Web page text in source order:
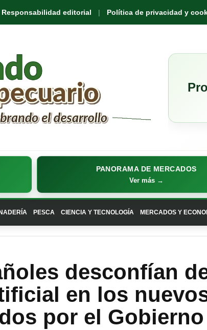
Responsabilidad editorial Política de privacidad y
PANORAMA DE MERCADOS
Ver más →
PESCA CIENCIA Y TECNOLOGÍA MERCADOS Y
desconfían
en los
por el Gobierno